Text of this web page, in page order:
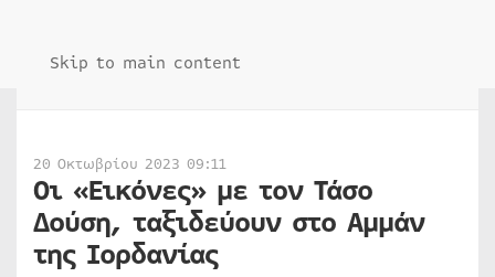
Skip to main content
20 Οκτωβρίου 2023 09:11
Οι «Εικόνες» με τον Τάσο
Δούση, ταξιδεύουν στο Αμμάν
της Ιορδανίας